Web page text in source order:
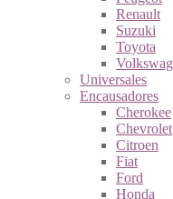
Renault
Suzuki
Toyota
Universales
Encausadores
Cherokee
Chevrolet
Citroen
Fiat
Ford
Honda